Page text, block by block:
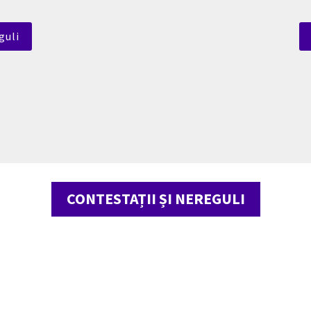
CONTESTAȚII ȘI NEREGULI